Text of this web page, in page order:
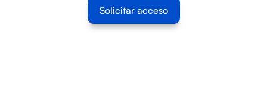
Solicitar acceso